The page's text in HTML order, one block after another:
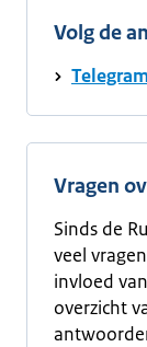
Volg de
Telegram
Vragen
Sinds de
veel
invloed
overzicht